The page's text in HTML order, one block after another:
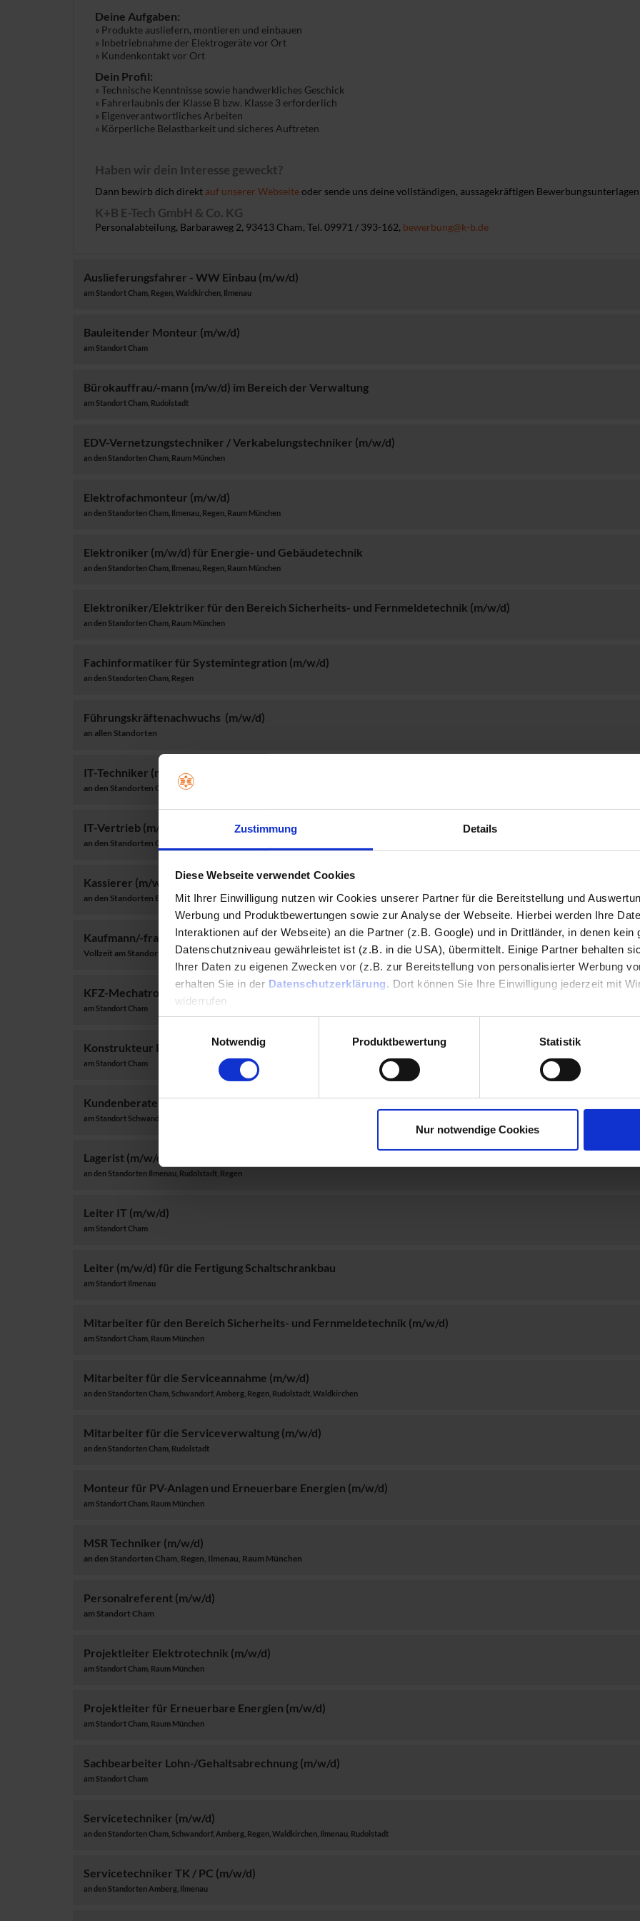
Zustimmung Details
Diese Webseite verwendet Cookies
Mit Ihrer Einwilligung nutzen wir Cookies unserer Partner für die Bereitstellung und
Werbung und Produktbewertungen sowie zur Analyse der Webseite. Hierbei werden Ihre
Interaktionen auf der Webseite) an die Partner (z.B. Google) und in Drittländer, in denen kein
Datenschutzniveau gewährleistet ist (z.B. in die USA), übermittelt. Einige Partner behalten
Ihrer Daten zu eigenen Zwecken vor (z.B. zur Bereitstellung von personalisierter Werbung
erhalten Sie in der Datenschutzerklärung. Dort können Sie Ihre Einwilligung jederzeit mit
widerrufen
Datenschutzerklärung Impressum
Notwendig
Produktbewertung Statistik
Nur notwendige Cookies
Deine Aufgaben:
» Produkte ausliefern, montieren und einbauen
» Inbetriebnahme der Elektrogeräte vor Ort
» Kundenkontakt vor Ort
Dein Profil:
» Technische Kenntnisse sowie handwerkliches Geschick
» Fahrerlaubnis der Klasse B bzw. Klasse 3 erforderlich
» Eigenverantwortliches Arbeiten
» Körperliche Belastbarkeit und sicheres Auftreten
Haben wir dein Interesse geweckt?
Dann bewirb dich direkt auf unserer Webseiteoder sende uns deine vollständigen, aussagekräftigen
K+B E-Tech GmbH & Co. KG
Personalabteilung, Barbaraweg 2, 93413 Cham, Tel. 09971 / 393-162, bewerbung@k-b.de
Auslieferungsfahrer - WW Einbau (m/w/d)
am Standort Cham, Regen, Waldkirchen, Ilmenau
Bauleitender Monteur (m/w/d)
am Standort Cham
Bürokauffrau/-mann (m/w/d) im Bereich der Verwaltung
am Standort Cham, Rudolstadt
EDV-Vernetzungstechniker / Verkabelungstechniker (m/w/d)
an den Standorten Cham, Raum München
Elektrofachmonteur (m/w/d)
an den Standorten Cham, Ilmenau, Regen, Raum München
Elektroniker (m/w/d) für Energie- und Gebäudetechnik
an den Standorten Cham, Ilmenau, Regen, Raum München
Elektroniker/Elektriker für den Bereich Sicherheits- und Fernmeldetechnik (m/w/d)
an den Standorten Cham, Raum München
Fachinformatiker für Systemintegration (m/w/d)
an den Standorten Cham, Regen
Führungskräftenachwuchs (m/w/d)
an allen Standorten
IT-Techniker (m/w/d)
an den Standorten Cham, Regen
IT-Vertrieb (m/w/d)
an den Standorten Cham
Kassierer (m/w/d)
an den Standorten Bad Kötzting, Schwandorf
Kaufmann/-frau für IT-Systemmanagement (m/w/d)
Vollzeit am Standort Cham
KFZ-Mechatroniker (m/w/d)
am Standort Cham
Konstrukteur EPLAN (m/w/d)
am Standort Cham
Kundenberater B2B (m/w/d)
am Standort Schwandorf
Lagerist (m/w/d)
an den Standorten Ilmenau, Rudolstadt, Regen
Leiter IT (m/w/d)
am Standort Cham
Leiter (m/w/d) für die Fertigung Schaltschrankbau
am Standort Ilmenau
Mitarbeiter für den Bereich Sicherheits- und Fernmeldetechnik (m/w/d)
am Standort Cham, Raum München
Mitarbeiter für die Serviceannahme (m/w/d)
an den Standorten Cham, Schwandorf, Amberg, Regen, Rudolstadt, Waldkirchen
Mitarbeiter für die Serviceverwaltung (m/w/d)
an den Standorten Cham, Rudolstadt
Monteur für PV-Anlagen und Erneuerbare Energien (m/w/d)
am Standort Cham, Raum München
MSR Techniker (m/w/d)
an den Standorten Cham, Regen, Ilmenau, Raum München
Personalreferent (m/w/d)
am Standort Cham
Projektleiter Elektrotechnik (m/w/d)
am Standort Cham, Raum München
Projektleiter für Erneuerbare Energien (m/w/d)
am Standort Cham, Raum München
Sachbearbeiter Lohn-/Gehaltsabrechnung (m/w/d)
am Standort Cham
Servicetechniker (m/w/d)
an den Standorten Cham, Schwandorf, Amberg, Regen, Waldkirchen, Ilmenau, Rudolstadt
Servicetechniker TK / PC (m/w/d)
an den Standorten Amberg, Ilmenau